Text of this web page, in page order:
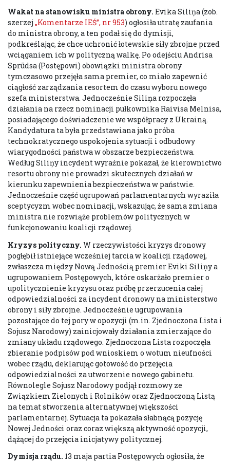
Wakat na stanowisku ministra obrony. Evika Siliņa (zob.
szerzej „Komentarze IEŚ”, nr 953) ogłosiła utratę zaufania
do ministra obrony, a ten podał się do dymisji,
podkreślając, że chce uchronić łotewskie siły zbrojne przed
wciąganiem ich w polityczną walkę. Po odejściu Andrisa
Sprūdsa (Postępowi) obowiązki ministra obrony
tymczasowo przejęła sama premier, co miało zapewnić
ciągłość zarządzania resortem do czasu wyboru nowego
szefa ministerstwa. Jednocześnie Siliņa rozpoczęła
działania na rzecz nominacji pułkownika Raivisa Melnisa,
posiadającego doświadczenie we współpracy z Ukrainą.
Kandydatura ta była przedstawiana jako próba
technokratycznego uspokojenia sytuacji i odbudowy
wiarygodności państwa w obszarze bezpieczeństwa.
Według Siliņy incydent wyraźnie pokazał, że kierownictwo
resortu obrony nie prowadzi skutecznych działań w
kierunku zapewnienia bezpieczeństwa w państwie.
Jednocześnie część ugrupowań parlamentarnych wyraziła
sceptycyzm wobec nominacji, wskazując, że sama zmiana
ministra nie rozwiąże problemów politycznych w
funkcjonowaniu koalicji rządowej.
Kryzys polityczny. W rzeczywistości kryzys dronowy
pogłębił istniejące wcześniej tarcia w koalicji rządowej,
zwłaszcza między Nową Jednością premier Eviki Siliņy a
ugrupowaniem Postępowych, które oskarżało premier o
upolitycznienie kryzysu oraz próbę przerzucenia całej
odpowiedzialności za incydent dronowy na ministerstwo
obrony i siły zbrojne. Jednocześnie ugrupowania
pozostające do tej pory w opozycji (m.in. Zjednoczona Lista i
Sojusz Narodowy) zainicjowały działania zmierzające do
zmiany układu rządowego. Zjednoczona Lista rozpoczęła
zbieranie podpisów pod wnioskiem o wotum nieufności
wobec rządu, deklarując gotowość do przejęcia
odpowiedzialności za utworzenie nowego gabinetu.
Równolegle Sojusz Narodowy podjął rozmowy ze
Związkiem Zielonych i Rolników oraz Zjednoczoną Listą
na temat stworzenia alternatywnej większości
parlamentarnej. Sytuacja ta pokazała słabnącą pozycję
Nowej Jedności oraz coraz większą aktywność opozycji,
dążącej do przejęcia inicjatywy politycznej.
Dymisja rządu. 13 maja partia Postępowych ogłosiła, że